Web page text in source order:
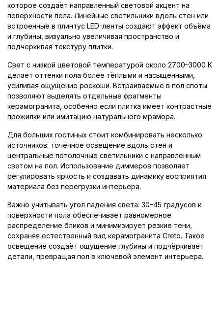
которое создаёт направленный световой акцент на
поверхности пола. Линейные светильники вдоль стен или
встроенные в плинтус LED-ленты создают эффект объёма
и глубины, визуально увеличивая пространство и
подчеркивая текстуру плитки.
Свет с низкой цветовой температурой около 2700–3000 K
делает оттенки пола более тёплыми и насыщенными,
усиливая ощущение роскоши. Встраиваемые в пол споты
позволяют выделять отдельные фрагменты
керамогранита, особенно если плитка имеет контрастные
прожилки или имитацию натурального мрамора.
Для больших гостиных стоит комбинировать несколько
источников: точечное освещение вдоль стен и
центральные потолочные светильники с направленным
светом на пол. Использование диммеров позволяет
регулировать яркость и создавать динамику восприятия
материала без перегрузки интерьера.
Важно учитывать угол падения света: 30–45 градусов к
поверхности пола обеспечивает равномерное
распределение бликов и минимизирует резкие тени,
сохраняя естественный вид керамогранита Creto. Такое
освещение создаёт ощущение глубины и подчёркивает
детали, превращая пол в ключевой элемент интерьера.